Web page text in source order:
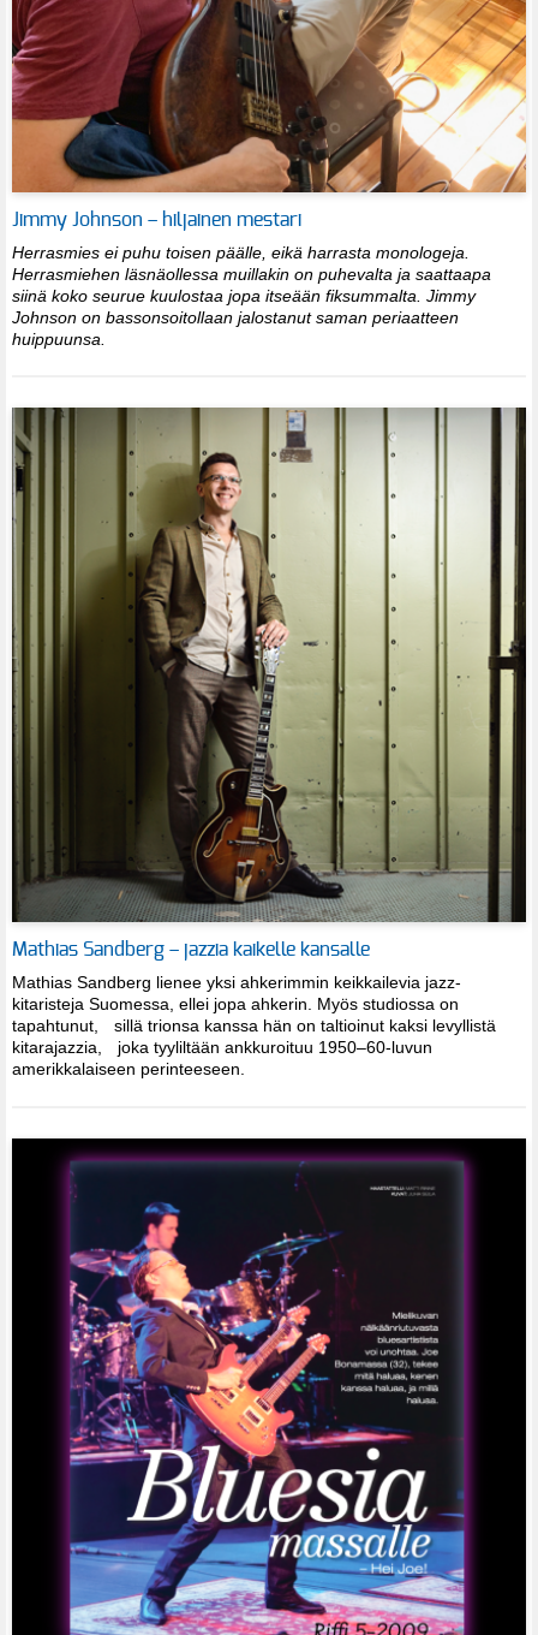
Jimmy Johnson – hiljainen mestari
Herrasmies ei puhu toisen päälle, eikä harrasta monologeja.
Herrasmiehen läsnäollessa muillakin on puhevalta ja saattaapa
siinä koko seurue kuulostaa jopa itseään fiksummalta. Jimmy
Johnson on bassonsoitollaan jalostanut saman periaatteen
huippuunsa.
Mathias Sandberg – jazzia kaikelle kansalle
Mathias Sandberg lienee yksi ahkerimmin keikkailevia jazz-
kitaristeja Suomessa, ellei jopa ahkerin. Myös studiossa on
tapahtunut, sillä trionsa kanssa hän on taltioinut kaksi levyllistä
kitarajazzia, joka tyyliltään ankkuroituu 1950–60-luvun
amerikkalaiseen perinteeseen.